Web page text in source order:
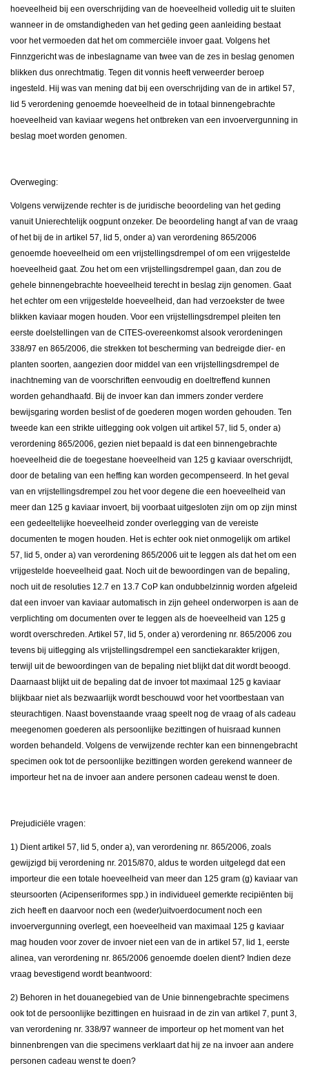
hoeveelheid bij een overschrijding van de hoeveelheid volledig uit te sluiten
wanneer in de omstandigheden van het geding geen aanleiding bestaat
voor het vermoeden dat het om commerciële invoer gaat. Volgens het
Finnzgericht was de inbeslagname van twee van de zes in beslag genomen
blikken dus onrechtmatig. Tegen dit vonnis heeft verweerder beroep
ingesteld. Hij was van mening dat bij een overschrijding van de in artikel 57,
lid 5 verordening genoemde hoeveelheid de in totaal binnengebrachte
hoeveelheid van kaviaar wegens het ontbreken van een invoervergunning in
beslag moet worden genomen.
Overweging:
Volgens verwijzende rechter is de juridische beoordeling van het geding
vanuit Unierechtelijk oogpunt onzeker. De beoordeling hangt af van de vraag
of het bij de in artikel 57, lid 5, onder a) van verordening 865/2006
genoemde hoeveelheid om een vrijstellingsdrempel of om een vrijgestelde
hoeveelheid gaat. Zou het om een vrijstellingsdrempel gaan, dan zou de
gehele binnengebrachte hoeveelheid terecht in beslag zijn genomen. Gaat
het echter om een vrijgestelde hoeveelheid, dan had verzoekster de twee
blikken kaviaar mogen houden. Voor een vrijstellingsdrempel pleiten ten
eerste doelstellingen van de CITES-overeenkomst alsook verordeningen
338/97 en 865/2006, die strekken tot bescherming van bedreigde dier- en
planten soorten, aangezien door middel van een vrijstellingsdrempel de
inachtneming van de voorschriften eenvoudig en doeltreffend kunnen
worden gehandhaafd. Bij de invoer kan dan immers zonder verdere
bewijsgaring worden beslist of de goederen mogen worden gehouden. Ten
tweede kan een strikte uitlegging ook volgen uit artikel 57, lid 5, onder a)
verordening 865/2006, gezien niet bepaald is dat een binnengebrachte
hoeveelheid die de toegestane hoeveelheid van 125 g kaviaar overschrijdt,
door de betaling van een heffing kan worden gecompenseerd. In het geval
van en vrijstellingsdrempel zou het voor degene die een hoeveelheid van
meer dan 125 g kaviaar invoert, bij voorbaat uitgesloten zijn om op zijn minst
een gedeeltelijke hoeveelheid zonder overlegging van de vereiste
documenten te mogen houden. Het is echter ook niet onmogelijk om artikel
57, lid 5, onder a) van verordening 865/2006 uit te leggen als dat het om een
vrijgestelde hoeveelheid gaat. Noch uit de bewoordingen van de bepaling,
noch uit de resoluties 12.7 en 13.7 CoP kan ondubbelzinnig worden afgeleid
dat een invoer van kaviaar automatisch in zijn geheel onderworpen is aan de
verplichting om documenten over te leggen als de hoeveelheid van 125 g
wordt overschreden. Artikel 57, lid 5, onder a) verordening nr. 865/2006 zou
tevens bij uitlegging als vrijstellingsdrempel een sanctiekarakter krijgen,
terwijl uit de bewoordingen van de bepaling niet blijkt dat dit wordt beoogd.
Daarnaast blijkt uit de bepaling dat de invoer tot maximaal 125 g kaviaar
blijkbaar niet als bezwaarlijk wordt beschouwd voor het voortbestaan van
steurachtigen. Naast bovenstaande vraag speelt nog de vraag of als cadeau
meegenomen goederen als persoonlijke bezittingen of huisraad kunnen
worden behandeld. Volgens de verwijzende rechter kan een binnengebracht
specimen ook tot de persoonlijke bezittingen worden gerekend wanneer de
importeur het na de invoer aan andere personen cadeau wenst te doen.
Prejudiciële vragen:
1) Dient artikel 57, lid 5, onder a), van verordening nr. 865/2006, zoals
gewijzigd bij verordening nr. 2015/870, aldus te worden uitgelegd dat een
importeur die een totale hoeveelheid van meer dan 125 gram (g) kaviaar van
steursoorten (Acipenseriformes spp.) in individueel gemerkte recipiënten bij
zich heeft en daarvoor noch een (weder)uitvoerdocument noch een
invoervergunning overlegt, een hoeveelheid van maximaal 125 g kaviaar
mag houden voor zover de invoer niet een van de in artikel 57, lid 1, eerste
alinea, van verordening nr. 865/2006 genoemde doelen dient? Indien deze
vraag bevestigend wordt beantwoord:
2) Behoren in het douanegebied van de Unie binnengebrachte specimens
ook tot de persoonlijke bezittingen en huisraad in de zin van artikel 7, punt 3,
van verordening nr. 338/97 wanneer de importeur op het moment van het
binnenbrengen van die specimens verklaart dat hij ze na invoer aan andere
personen cadeau wenst te doen?